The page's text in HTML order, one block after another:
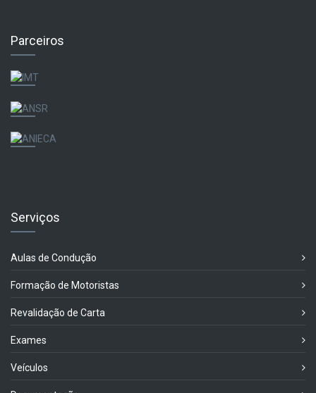
Parceiros
Serviços
Aulas de Condução
Formação de Motoristas
Revalidação de Carta
Exames
Veículos